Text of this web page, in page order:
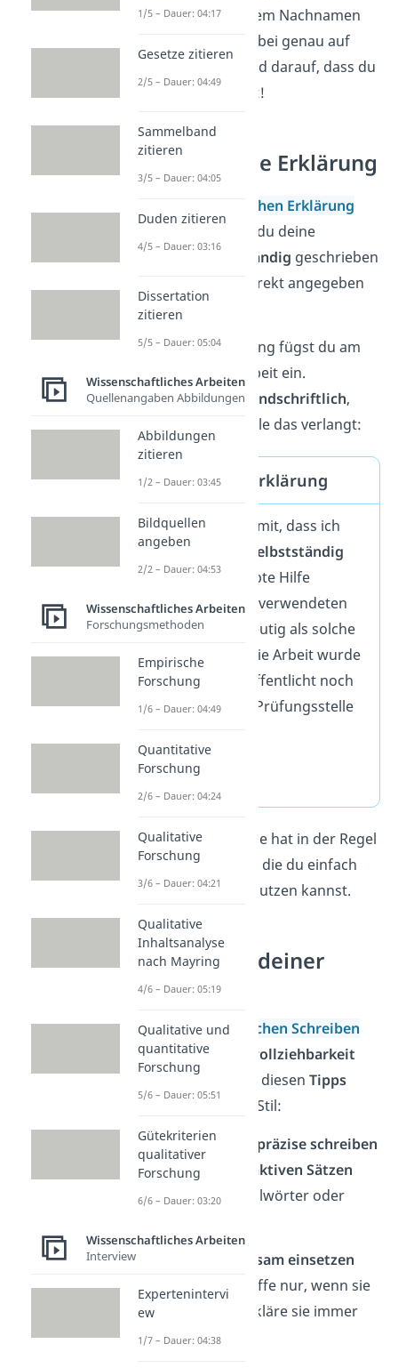
alphabetisch nach dem Nachnamen
des Autors. Achte dabei genau auf
die Einheitlichkeit und darauf, dass du
keine Quelle vergisst!
Eidesstattliche Erklärung
eidesstattlichen Erklärung
versicherst du, dass du deine
Hausarbeitselbstständig geschrieben
korrekt angegeben
hast.
Die folgende Erklärung fügst du am
Ende deiner Hausarbeit ein.
Unterschreibe siehandschriftlich,
falls deine Hochschule das verlangt:
Eidesstattliche Erklärung
Ich versichere hiermit, dass ich
diese Hausarbeit
selbstständig
und ohne unerlaubte Hilfe
verfasst habe. Alle verwendeten
Quellensind eindeutig als solche
gekennzeichnet. Die Arbeit wurde
bisher weder veröffentlicht noch
bei einer anderen Prüfungsstelle
[Ort], [Datum]
Tipp:Jede Hochschule hat in der Regel
einefertige
, die du einfach
herunterladen und nutzen kannst.
Schreibstil in deiner
Hausarbeit
Beimwissenschaftlichen Schreiben
kommt es auf
Nachvollziehbarkeit
und
Struktur an. Mit diesen Tipps
gelingt dir ein guter Stil:
Verständlich und präzise schreiben
Schreibe inkurzen, aktiven Sätzen
und verzichte auf Füllwörter oder
✓Fachsprache sparsam einsetzen
Verwende Fachbegriffe nur, wenn sie
nötig sind — und erkläre sie immer
kurz.
1/5 – Dauer: 04:17
Gesetze zitieren
2/5 – Dauer: 04:49
Sammelband
zitieren
3/5 – Dauer: 04:05
Duden zitieren
4/5 – Dauer: 03:16
Dissertation
zitieren
5/5 – Dauer: 05:04
Wissenschaftliches Arbeiten
Quellenangaben Abbildungen
Abbildungen
zitieren
1/2 – Dauer: 03:45
Bildquellen
angeben
2/2 – Dauer: 04:53
Wissenschaftliches Arbeiten
Forschungsmethoden
Empirische
Forschung
1/6 – Dauer: 04:49
Quantitative
Forschung
2/6 – Dauer: 04:24
Qualitative
Forschung
3/6 – Dauer: 04:21
Qualitative
Inhaltsanalyse
nach Mayring
4/6 – Dauer: 05:19
Qualitative und
quantitative
Forschung
5/6 – Dauer: 05:51
Gütekriterien
qualitativer
Forschung
6/6 – Dauer: 03:20
Wissenschaftliches Arbeiten
Interview
Expertenintervi
ew
1/7 – Dauer: 04:38